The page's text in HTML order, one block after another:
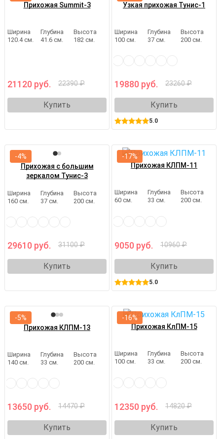
Прихожая Summit-3
Ширина
120.4 см.
Глубина
41.6 см.
Высота
182 см.
21120 руб. 22390 ₽
Купить
Узкая прихожая Тунис-1
Ширина
100 см.
Глубина
37 см.
Высота
200 см.
19880 руб. 23260 ₽
Купить
5.0
Прихожая с большим
зеркалом Тунис-3
Ширина
160 см.
Глубина
37 см.
Высота
200 см.
29610 руб. 31100 ₽
Купить
-4%
Прихожая КЛПМ-11
Ширина
60 см.
Глубина
33 см.
Высота
200 см.
9050 руб. 10960 ₽
Купить
5.0
-17%
Прихожая КЛПМ-13
Ширина
140 см.
Глубина
33 см.
Высота
200 см.
13650 руб. 14470 ₽
Купить
-5%
Прихожая КлПМ-15
Ширина
100 см.
Глубина
33 см.
Высота
200 см.
12350 руб. 14820 ₽
Купить
-16%